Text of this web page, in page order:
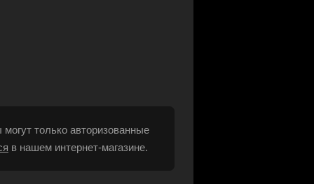
только авторизованные
в нашем интернет-магазине.